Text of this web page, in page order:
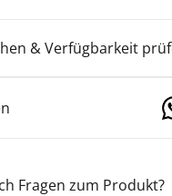
& Verfügbarkeit
Fragen zum Produkt?